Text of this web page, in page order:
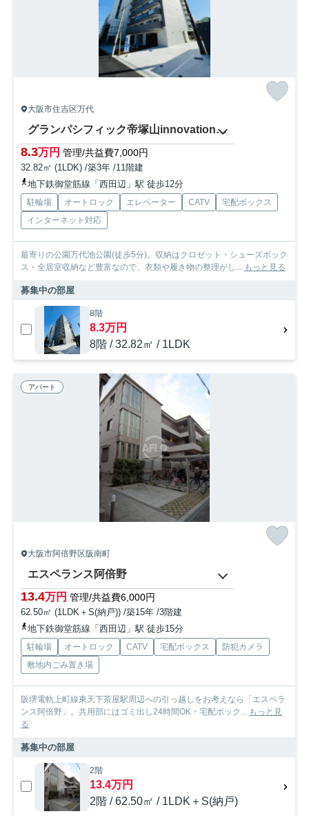
大阪市住吉区万代
グランパシフィック帝塚山innovation（グランパシフィック帝塚山イノベーション）
8.3万円 管理/共益費7,000円
32.82㎡ (1LDK) /築3年 /11階建
地下鉄御堂筋線「西田辺」駅 徒歩12分
駐輪場 オートロック エレベーター CATV
宅配ボックス
インターネット対応
最寄りの公園万代池公園(徒歩5分)。収納はクロゼット・シューズボック
ス・全居室収納など豊富なので、衣類や履き物の整理がし... もっと見る
募集中の部屋
8階
8.3万円
8階 / 32.82㎡ / 1LDK
アパート
大阪市阿倍野区阪南町
エスペランス阿倍野
13.4万円 管理/共益費6,000円
62.50㎡ (1LDK＋S(納戸)) /築15年 /3階建
地下鉄御堂筋線「西田辺」駅 徒歩15分
駐輪場 オートロック CATV 宅配ボックス
防犯カメラ
敷地内ごみ置き場
阪堺電軌上町線東天下茶屋駅周辺への引っ越しをお考えなら「エスペラ
ンス阿倍野」。共用部にはゴミ出し24時間OK・宅配ボック... もっと見
る
募集中の部屋
2階
13.4万円
2階 / 62.50㎡ / 1LDK＋S(納戸)